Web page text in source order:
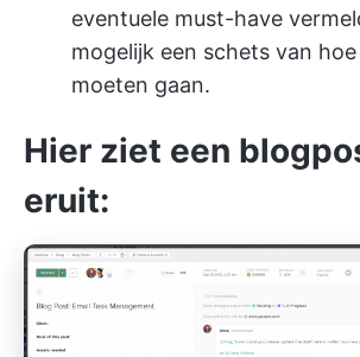
eventuele must-have
mogelijk een schets van
moeten gaan.
Hier ziet een
eruit: